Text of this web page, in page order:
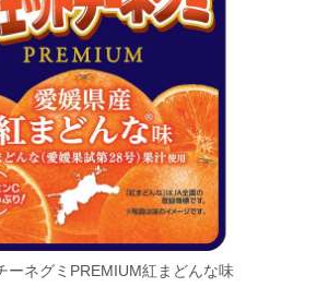
ーネグミPREMIUM紅まどんな味